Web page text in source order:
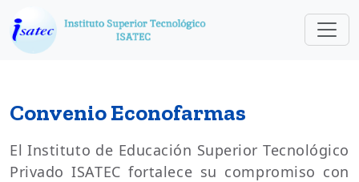
Convenio Econofarmas
El Instituto de Educación Superior Tecnológico
Privado ISATEC fortalece su compromiso con